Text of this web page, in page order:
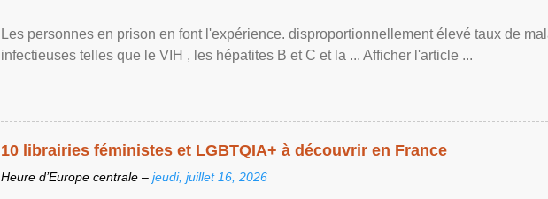
Les personnes en prison en font l'expérience. disproportionnellement élevé taux de
infectieuses telles que le VIH , les hépatites B et C et la ... Afficher l'article ...
10 librairies féministes et LGBTQIA+ à découvrir en France
Heure d’Europe centrale – jeudi, juillet 16, 2026